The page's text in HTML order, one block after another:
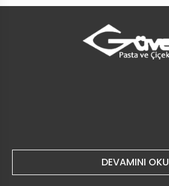
DEVAMINI OKU